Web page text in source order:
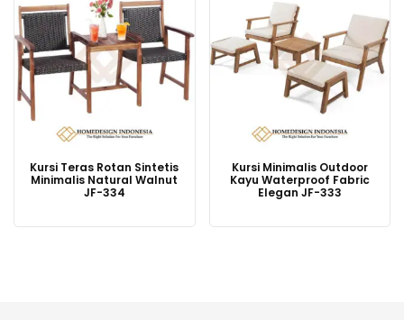
Kursi Teras Rotan Sintetis
Minimalis Natural Walnut
JF-334
Kursi Minimalis Outdoor
Kayu Waterproof Fabric
Elegan JF-333